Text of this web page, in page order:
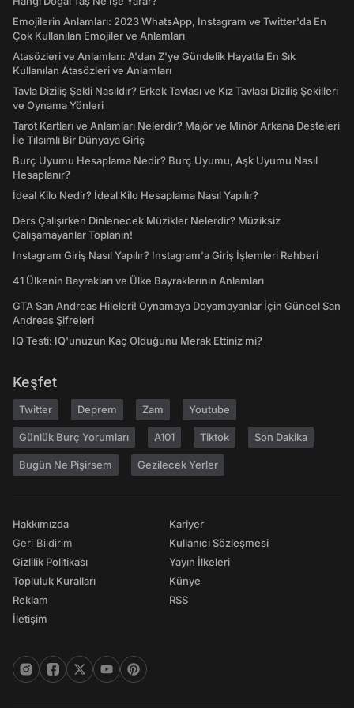
Emojilerin Anlamları: 2023 WhatsApp, Instagram ve Twitter'da En
Çok Kullanılan Emojiler ve Anlamları
Atasözleri ve Anlamları: A'dan Z'ye Gündelik Hayatta En Sık
Kullanılan Atasözleri ve Anlamları
Tavla Diziliş Şekli Nasıldır? Erkek Tavlası ve Kız Tavlası Diziliş Şekilleri
ve Oynama Yönleri
Tarot Kartları ve Anlamları Nelerdir? Majör ve Minör Arkana Desteleri
İle Tılsımlı Bir Dünyaya Giriş
Burç Uyumu Hesaplama Nedir? Burç Uyumu, Aşk Uyumu Nasıl
Hesaplanır?
İdeal Kilo Nedir? İdeal Kilo Hesaplama Nasıl Yapılır?
Ders Çalışırken Dinlenecek Müzikler Nelerdir? Müziksiz
Çalışamayanlar Toplanın!
Instagram Giriş Nasıl Yapılır? Instagram'a Giriş İşlemleri Rehberi
41 Ülkenin Bayrakları ve Ülke Bayraklarının Anlamları
GTA San Andreas Hileleri! Oynamaya Doyamayanlar İçin Güncel San
Andreas Şifreleri
IQ Testi: IQ'unuzun Kaç Olduğunu Merak Ettiniz mi?
Keşfet
Twitter Deprem Zam Youtube
Günlük Burç Yorumları A101 Tiktok Son Dakika
Bugün Ne Pişirsem Gezilecek Yerler
Hakkımızda
Geri Bildirim
Gizlilik Politikası
Topluluk Kuralları
Reklam
İletişim
Kariyer
Kullanıcı Sözleşmesi
Yayın İlkeleri
Künye
RSS